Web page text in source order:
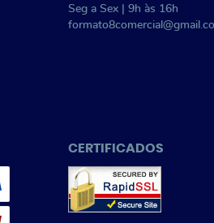
Seg a Sex | 9h às 16h
CERTIFICADOS